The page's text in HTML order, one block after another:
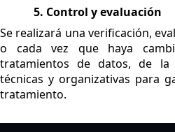
5. Control y evaluación
Se realizará una verificación,
o cada vez que haya
tratamientos de datos, de la
técnicas y organizativas para
tratamiento.